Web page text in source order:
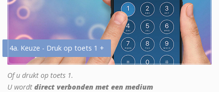
4a. Keuze - Druk op toets 1 +
Of u drukt op toets 1.
U wordt direct verbonden met een medium